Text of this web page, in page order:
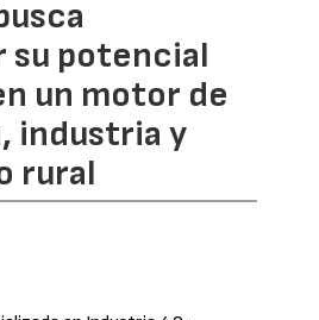
potencial
un motor de
industria y
rural